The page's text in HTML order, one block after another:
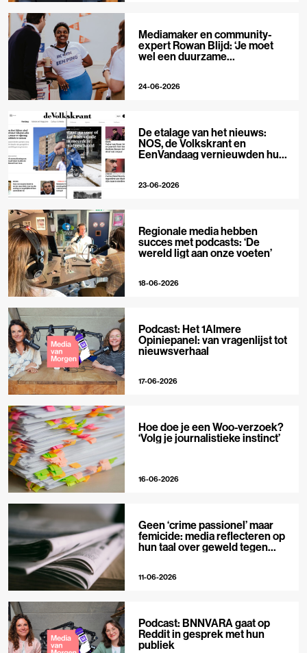
Mediamaker en community-
expert Rowan Blijd: ‘Je moet
wel een duurzame
24-06-2026
De etalage van het nieuws:
NOS, de Volkskrant en
EenVandaag vernieuwden hun
23-06-2026
Regionale media hebben
succes met podcasts: ‘De
wereld ligt aan onze voeten’
18-06-2026
Podcast: Het 1Almere
Opiniepanel: van vragenlijst tot
nieuwsverhaal
17-06-2026
Hoe doe je een Woo-verzoek?
‘Volg je journalistieke instinct’
16-06-2026
Geen ‘crime passionel’ maar
femicide: media reflecteren op
hun taal over geweld tegen
11-06-2026
Podcast: BNNVARA gaat op
Reddit in gesprek met hun
publiek